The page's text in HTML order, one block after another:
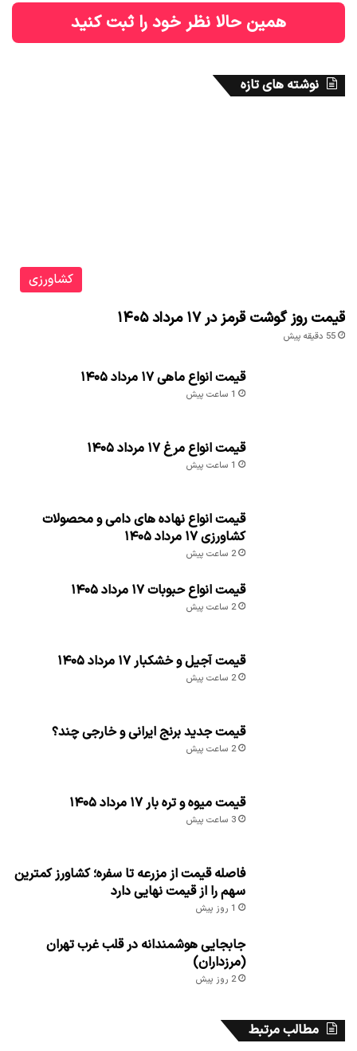
همین حالا نظر خود را ثبت کنید
نوشته های تازه
کشاورزی
قیمت روز گوشت قرمز در ۱۷ مرداد ۱۴۰۵
55 دقیقه پیش
قیمت انواع ماهی ۱۷ مرداد ۱۴۰۵
1 ساعت پیش
قیمت انواع مرغ ۱۷ مرداد ۱۴۰۵
1 ساعت پیش
قیمت انواع نهاده های دامی و محصولات
کشاورزی ۱۷ مرداد ۱۴۰۵
2 ساعت پیش
قیمت انواع حبوبات ۱۷ مرداد ۱۴۰۵
2 ساعت پیش
قیمت آجیل و خشکبار ۱۷ مرداد ۱۴۰۵
2 ساعت پیش
قیمت جدید برنج ایرانی و خارجی چند؟
2 ساعت پیش
قیمت میوه و تره بار ۱۷ مرداد ۱۴۰۵
3 ساعت پیش
فاصله قیمت از مزرعه تا سفره؛ کشاورز کمترین
سهم را از قیمت نهایی دارد
1 روز پیش
جابجایی هوشمندانه در قلب غرب تهران
(مرزداران)
2 روز پیش
مطالب مرتبط